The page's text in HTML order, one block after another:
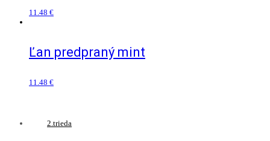
11.48 €
Ľan predpraný mint
11.48 €
2.trieda